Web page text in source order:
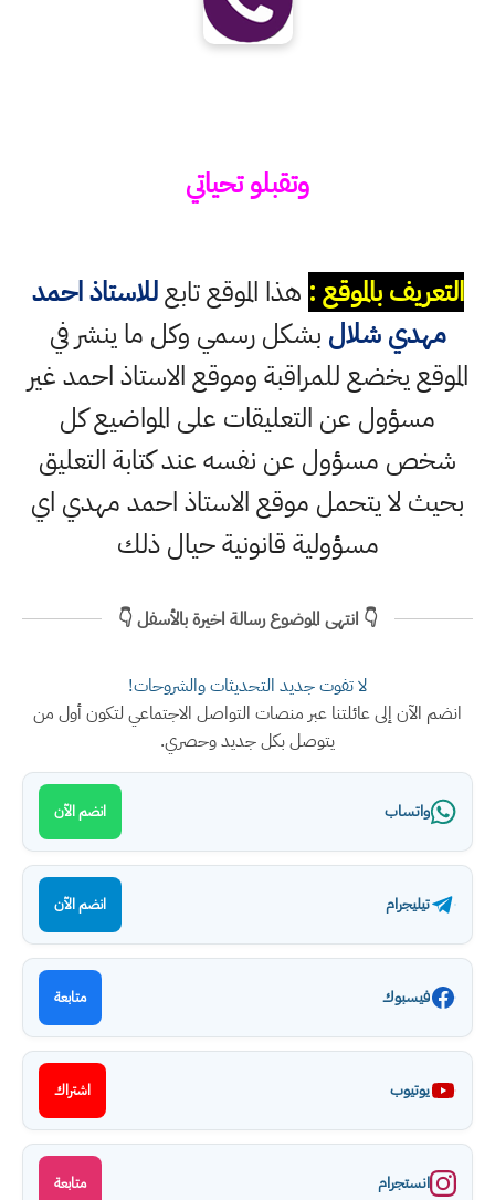
وتقبلو تحياتي
التعريف بالموقع : هذا الموقع تابعللاستاذ احمد
مهدي شلال بشكل رسمي وكل ما ينشر في
الموقع يخضع للمراقبة وموقع الاستاذ احمد غير
مسؤول عن التعليقات على المواضيع كل
شخص مسؤول عن نفسه عند كتابة التعليق
بحيث لا يتحمل موقع الاستاذ احمد مهدي اي
مسؤولية قانونية حيال ذلك
👇 انتهى الموضوع رسالة اخيرة بالأسفل 👇
لا تفوت جديد التحديثات والشروحات!
انضم الآن إلى عائلتنا عبر منصات التواصل الاجتماعي لتكون أول من
يتوصل بكل جديد وحصري.
واتساب انضم الآن
تيليجرام انضم الآن
فيسبوك متابعة
يوتيوب اشتراك
انستجرام متابعة